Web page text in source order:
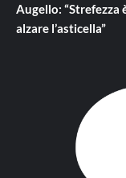
Augello: “Strefezza
alzare l’asticella”